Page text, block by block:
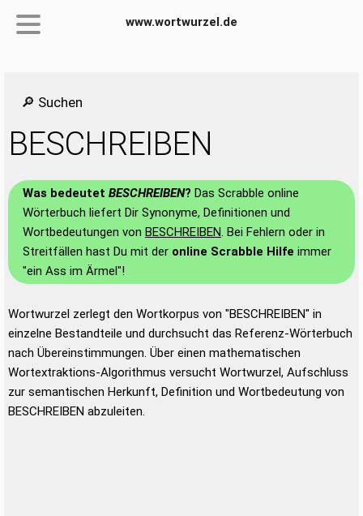
www.wortwurzel.de
🔎 Suchen
BESCHREIBEN
Was bedeutet BESCHREIBEN? Das Scrabble online
Wörterbuch liefert Dir Synonyme, Definitionen und
Wortbedeutungen von BESCHREIBEN. Bei Fehlern oder in
Streitfällen hast Du mit der online Scrabble Hilfe immer
"ein Ass im Ärmel"!
Wortwurzel zerlegt den Wortkorpus von "BESCHREIBEN" in
einzelne Bestandteile und durchsucht das Referenz-Wörterbuch
nach Übereinstimmungen. Über einen mathematischen
Wortextraktions-Algorithmus versucht Wortwurzel, Aufschluss
zur semantischen Herkunft, Definition und Wortbedeutung von
BESCHREIBEN abzuleiten.